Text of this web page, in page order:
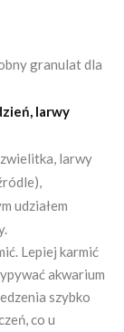
granulat dla
larwy
larwy
udziałem
Lepiej karmić
akwarium
szybko
co u